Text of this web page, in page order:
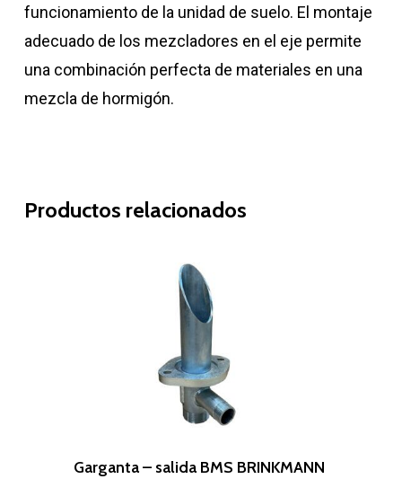
funcionamiento de la unidad de suelo. El montaje
adecuado de los mezcladores en el eje permite
una combinación perfecta de materiales en una
mezcla de hormigón.
Productos relacionados
Leer Más
Garganta – salida BMS BRINKMANN